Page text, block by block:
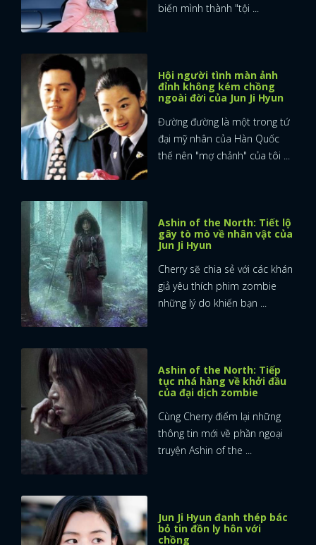
biến mình thành "tội ...
Hội người tình màn ảnh
đỉnh không kém chồng
ngoài đời của Jun Ji Hyun
Đường đường là một trong tứ
đại mỹ nhân của Hàn Quốc
thế nên "mợ chảnh" của tôi ...
Ashin of the North: Tiết lộ
gây tò mò về nhân vật của
Jun Ji Hyun
Cherry sẽ chia sẻ với các khán
giả yêu thích phim zombie
những lý do khiến bạn ...
Ashin of the North: Tiếp
tục nhá hàng về khởi đầu
của đại dịch zombie
Cùng Cherry điểm lại những
thông tin mới về phần ngoại
truyện Ashin of the ...
Jun Ji Hyun đanh thép bác
bỏ tin đồn ly hôn với
chồng